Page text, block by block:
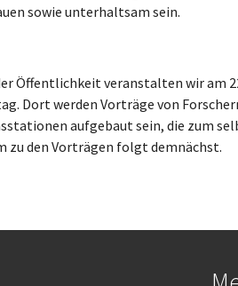
sowie unterhaltsam sein.
Öffentlichkeit veranstalten wir am
Dort werden Vorträge von
aufgebaut sein, die zum
zu den Vorträgen folgt demnächst.